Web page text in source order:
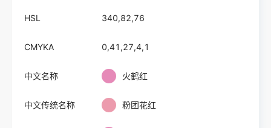
HSL 340,82,76
CMYKA 0,41,27,4,1
中文名称 火鹤红
中文传统名称 粉团花红